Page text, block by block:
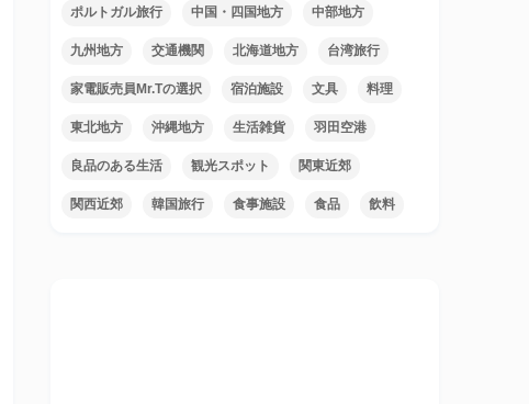
ポルトガル旅行 中国・四国地方 中部地方
九州地方 交通機関 北海道地方 台湾旅行
家電販売員Mr.Tの選択 宿泊施設 文具 料理
東北地方 沖縄地方 生活雑貨 羽田空港
良品のある生活 観光スポット 関東近郊
関西近郊 韓国旅行 食事施設 食品 飲料